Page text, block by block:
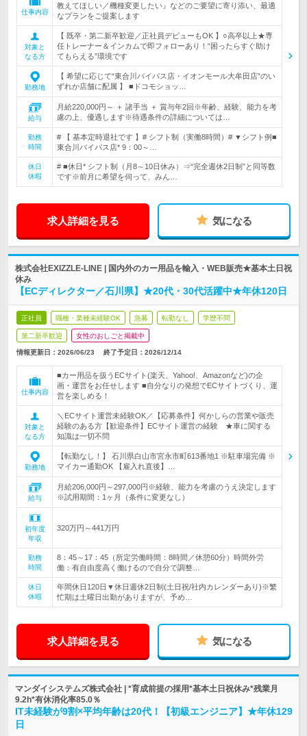
仕事内容
教えてほしい／機種変更したい』などのご要望に寄り添い、最適
なプランをご提案します
対象と
なる方
【 既卒・第二新卒歓迎／正社員デビューもOK 】○高卒以上★専
任トレーナー＆インカムで即フォローあり！“困ったらすぐ助け
てもらえる”環境です
勤務地
【 希望に応じて“東合川バイパス店・イオンモール大牟田店”のい
ずれか店舗に配属 】 ■ドコモショッ…
給与
月給220,000円～ ＋ 諸手当 ＋ 賞与年2回※年齢、経験、能力を考
慮の上、優遇します※待遇条件の詳細については…
勤務
時間
# 【 基本定時退社です 】# シフト制（実働8時間）# ▼シフト例■
東合川バイパス店* 9：00～…
休日
休暇
# ■休日* シフト制（月8～10日休み）⇒“完全週休2日制”と同等数
です※前月に希望を伺って、みん…
求人詳細を見る 気になる
株式会社EXIZZLE-LINE | 国内外のカー用品を輸入・WEB販売★基本土日祝
休み
【ECディレクター／石川県】★20代・30代活躍中★年休120日
正社員 職種・業種未経験OK 急募 転勤なし 学歴不問
第二新卒歓迎 女性のおしごと掲載中
情報更新日：2026/06/23 終了予定日： 2026/12/14
仕事内容
■カー用品を扱うECサイト(楽天、Yahoo!、Amazonなど)の企
画・運営をお任せします ■自分なりの発想でECサイトづくり、運
営を楽しめる！
対象と
なる方
＼ECサイト運営未経験OK／【応募条件】何かしらの営業や販売
経験のある方【歓迎条件】ECサイト運営の経験 ★車に関する
知識は一切不問
勤務地
【転勤なし！】 石川県白山市宮永市町613番地1 ※駐車場完備 ※
マイカー通勤OK 【雇入れ直後】…
給与
月給206,000円～297,000円※経験、能力を考慮のうえ決定します
※試用期間：1ヶ月（条件に変更なし）
初年度
年収
320万円～441万円
勤務
時間
8：45～17：45（所定労働時間：8時間／休憩60分）時間外労
働：有自由度高く働けるので自分で調整…
休日
休暇
年間休日120日▼休日週休2日制(土日祝/社内カレンダーあり)※繁
忙期は土曜日出勤がありますが、予め…
求人詳細を見る 気になる
マンダイシステムズ株式会社 | *育成前提の採用*基本土日祝休み*残業月
9.2h*有休消化率85.0％
IT未経験が9割×平均年齢は20代！【初級エンジニア】★年休129
日